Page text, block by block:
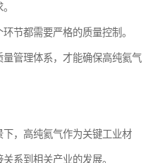
节都需要严格的质量控制。
管理体系，才能确保高纯氦气
，高纯氦气作为关键工业材
系到相关产业的发展。